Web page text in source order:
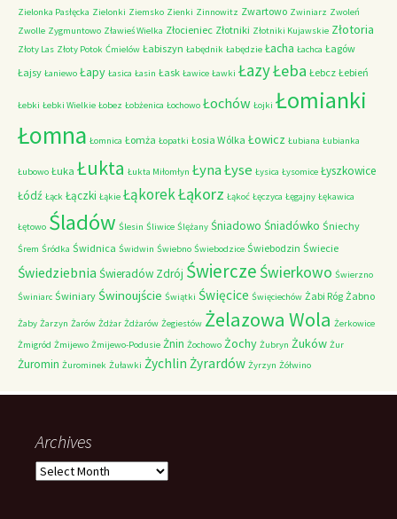
Zielonka Pasłęcka Zielonki Ziemsko Zienki Zinnowitz Zwartowo Zwiniarz Zwoleń
Zwolle Zygmuntowo Zławieś Wielka Złocieniec Złotniki Złotniki Kujawskie Złotoria
Złoty Las Złoty Potok Ćmielów Łabiszyn Łabędnik Łabędzie Łacha Łachca Łagów
Łajsy Łaniewo Łapy Łasica Łasin Łask Ławice Ławki ŁazyŁeba Łebcz Łebień
Łebki Łebki Wielkie Łobez Łobżenica Łochowo Łochów Łojki Łomianki
Łomna Łomnica Łomża Łopatki Łosia Wólka Łowicz Łubiana Łubianka
Łubowo Łuka Łukta Łukta Miłomłyn ŁynaŁyse Łysica Łysomice Łyszkowice
Łódź Łąck Łączki Łąkie ŁąkorekŁąkorz Łąkoć Łęczyca Łęgajny Łękawica
Łętowo Śladów Ślesin Śliwice Ślężany Śniadowo Śniadówko Śniechy
Śrem Śródka Świdnica Świdwin Świebno Świebodzice Świebodzin Świecie
Świedziebnia Świeradów Zdrój Świercze Świerkowo Świerzno
Świniarc Świniary Świnoujście Świątki Święcice Święciechów Żabi Róg Żabno
Żaby Żarzyn Żarów Żdżar Żdżarów Żegiestów Żelazowa Wola Żerkowice
Żmigród Żmijewo Żmijewo-Podusie Żnin Żochowo Żochy Żubryn Żuków Żur
Żuromin Żurominek Żuławki Żychlin Żyrardów Żyrzyn Żółwino
Archives
Archives